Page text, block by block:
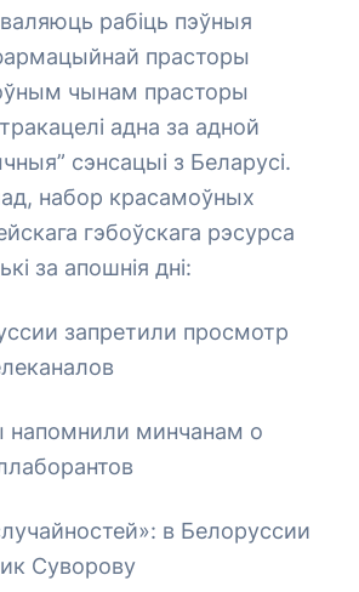
рабіць пэўныя
прасторы
чынам прасторы
адна за адной
сэнсацыі з Беларусі.
набор красамоўных
гэбоўскага рэсурса
за апошнія дні:
запретили просмотр
напомнили минчанам о
в Белоруссии
Суворову